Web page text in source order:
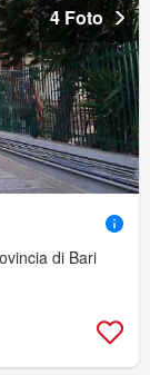
4 Foto
di Bari